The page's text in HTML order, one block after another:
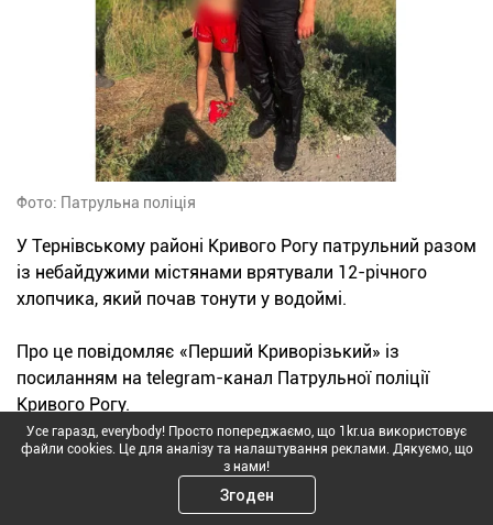
Фото: Патрульна поліція
У Тернівському районі Кривого Рогу патрульний разом
із небайдужими містянами врятували 12-річного
хлопчика, який почав тонути у водоймі.
Про це повідомляє «Перший Криворізький» із
посиланням на telegram-канал Патрульної поліції
Кривого Рогу.
7 серпня близько 17:00 до поліції надійшло
повідомлення про дитину, яка тоне біля мосту в
Тернівському районі. Вже на місці заявниця показала
Усе гаразд, everybody! Просто попереджаємо, що 1kr.ua використовує
файли cookies. Це для аналізу та налаштування реклами. Дякуємо, що
з нами!
Згоден